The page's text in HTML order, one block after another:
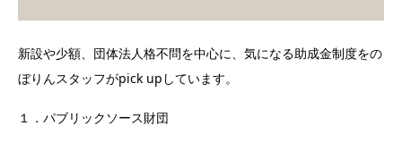
新設や少額、団体法人格不問を中心に、気になる助成金制度をの
ぼりんスタッフがpick upしています。
１．パブリックソース財団